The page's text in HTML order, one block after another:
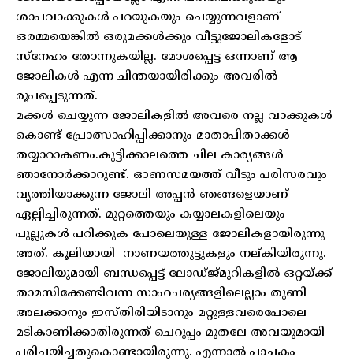
ശാപവാക്കുകൾ പറയുകയും ചെയ്യുന്നവളാണ്
ഒരമ്മയെങ്കിൽ ഒരുമക്കൾക്കും വീട്ടുജോലികളോട്
സ്നേഹം തോന്നുകയില്ല. മോശപ്പെട്ട ഒന്നാണ് ആ
ജോലികൾ എന്ന ചിന്തയായിരിക്കും അവരിൽ
രൂപപ്പെടുന്നത്.
മക്കൾ ചെയ്യുന്ന ജോലികളിൽ അവരെ നല്ല വാക്കുകൾ
കൊണ്ട് പ്രോത്സാഹിപ്പിക്കാനും മാതാപിതാക്കൾ
തയ്യാറാകണം.കുട്ടിക്കാലത്തെ ചില കാര്യങ്ങൾ
ഞാനോർക്കാറുണ്ട്. ഓണസമയത്ത് വീടും പരിസരവും
വൃത്തിയാക്കുന്ന ജോലി അപ്പൻ ഞങ്ങളെയാണ്
ഏല്പിച്ചിരുന്നത്. മുറ്റത്തെയും കയ്യാലകളിലെയും
പുല്ലുകൾ പറിക്കുക പോലെയുള്ള ജോലികളായിരുന്നു
അത്. കൂലിയായി നാണയത്തുട്ടുകളും നല്കിയിരുന്നു.
ജോലിയുമായി ബന്ധപ്പെട്ട് ലോഡ്ജ്മുറികളിൽ ഒറ്റയ്ക്ക്
താമസിക്കേണ്ടിവന്ന സാഹചര്യങ്ങളിലെല്ലാം തുണി
അലക്കാനും ഇസ്തിരിയിടാനും മറ്റുള്ളവരെപോലെ
മടികാണിക്കാതിരുന്നത് ചെറുപ്പം മുതലേ അവയുമായി
പരിചയിച്ചതുകൊണ്ടായിരുന്നു. എന്നാൽ പാചകം